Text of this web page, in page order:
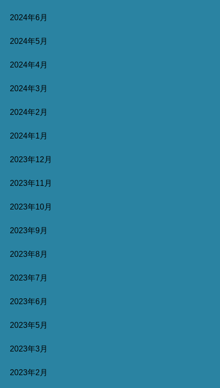
2024年6月
2024年5月
2024年4月
2024年3月
2024年2月
2024年1月
2023年12月
2023年11月
2023年10月
2023年9月
2023年8月
2023年7月
2023年6月
2023年5月
2023年3月
2023年2月